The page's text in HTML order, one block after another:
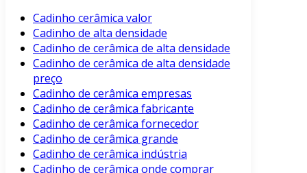
Cadinho cerâmica valor
Cadinho de alta densidade
Cadinho de cerâmica de alta densidade
Cadinho de cerâmica de alta densidade
preço
Cadinho de cerâmica empresas
Cadinho de cerâmica fabricante
Cadinho de cerâmica fornecedor
Cadinho de cerâmica grande
Cadinho de cerâmica indústria
Cadinho de cerâmica onde comprar